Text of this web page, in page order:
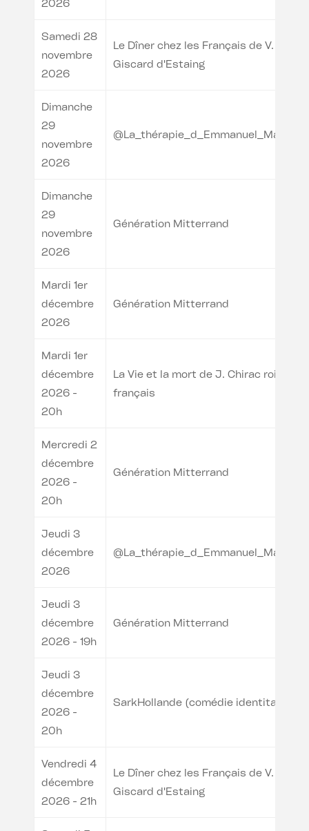
2026
Samedi 28
novembre
2026
Le Dîner chez les Français de V.
Giscard d'Estaing
Dimanche
29
novembre
2026
@La_thérapie_d_Emmanuel_Macron
Dimanche
29
novembre
2026
Génération Mitterrand
Mardi 1er
décembre
2026
Génération Mitterrand
Mardi 1er
décembre
2026 -
20h
La Vie et la mort de J. Chirac roi des
français
Mercredi 2
décembre
2026 -
20h
Génération Mitterrand
Jeudi 3
décembre
2026
@La_thérapie_d_Emmanuel_Macron
Jeudi 3
décembre
2026 - 19h
Génération Mitterrand
Jeudi 3
décembre
2026 -
20h
SarkHollande (comédie identitaire)
Vendredi 4
décembre
2026 - 21h
Le Dîner chez les Français de V.
Giscard d'Estaing